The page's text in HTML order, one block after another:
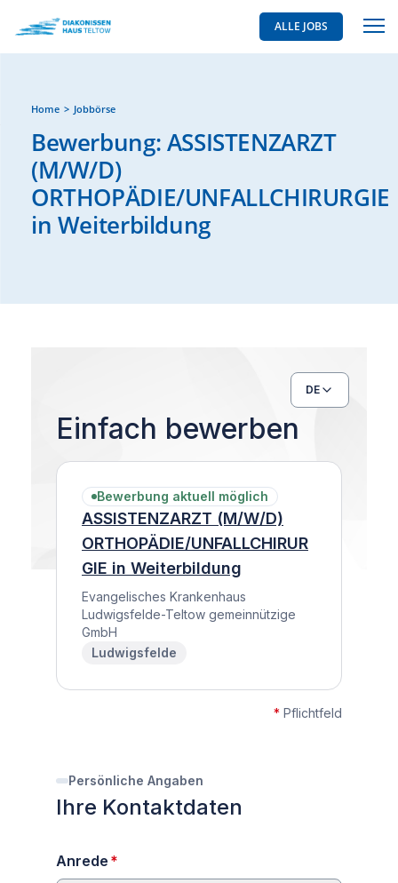
ALLE JOBS
Home Jobbörse
Bewerbung: ASSISTENZARZT
(M/W/D)
ORTHOPÄDIE/UNFALLCHIRURGIE
in Weiterbildung